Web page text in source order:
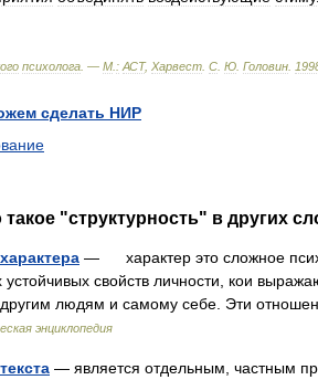
психолога . — М : АСТ, Харвест С Ю Головин
сделать НИР
"структурность" в других
— характер это сложное
устойчивых свойств личности, кои
другим людям и самому себе. Эти
энциклопедия
— является отдельным, частным